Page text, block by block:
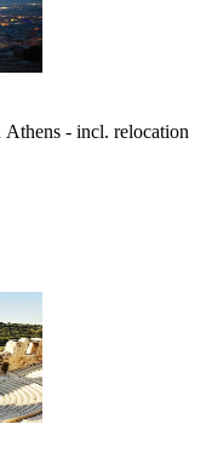
- incl. relocation